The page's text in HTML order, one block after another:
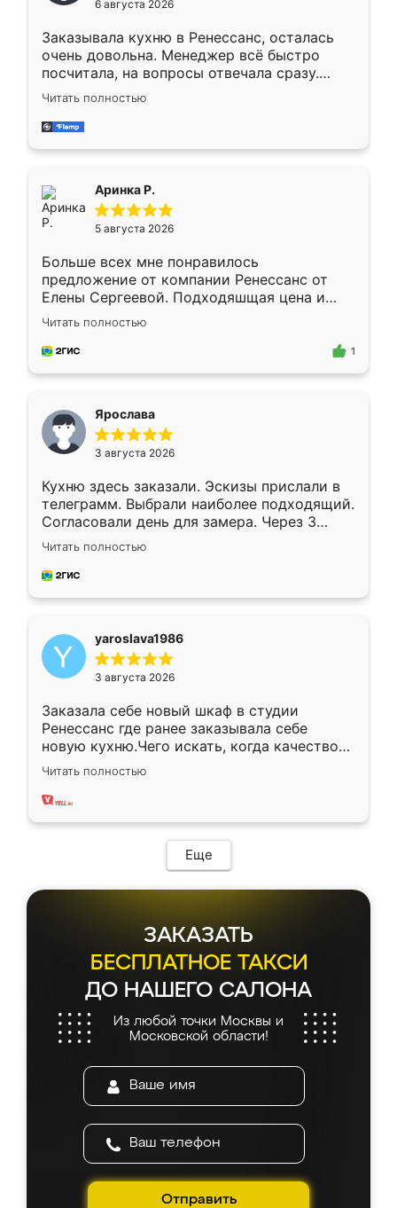
мебели буду заказывать только здесь.
6 августа 2026
Заказывала кухню в Ренессанс, осталась
очень довольна. Менеджер всё быстро
посчитала, на вопросы отвечала сразу.
Замерщик приехал в субботу, подошёл к
делу со всей ответственностью. Собрали
за день, ребята работали аккуратно, даже
Читать полностью
Аринка Р.
5 августа 2026
Больше всех мне понравилось
предложение от компании Ренессанс от
Елены Сергеевой. Подходяшщая цена и
короткие сроки изготовления. Приехавший
для замера сотрудник Владислав
предложил по моему эскизу самый
Читать полностью
1
Ярослава
3 августа 2026
Кухню здесь заказали. Эскизы прислали в
телеграмм. Выбрали наиболее подходящий.
Согласовали день для замера. Через 3
недели кухня была уже готова. Остались
довольны работой. Спасибо Ренессанс
мебель за качественную работу!
Читать полностью
yaroslava1986
3 августа 2026
Заказала себе новый шкаф в студии
Ренессанс где ранее заказывала себе
новую кухню.Чего искать, когда качеством
вполне довольна. Служит кухня уже почти
два года, нареканий нет.
Читать полностью
Еще
ЗАКАЗАТЬ
БЕСПЛАТНОЕ ТАКСИ
ДО НАШЕГО САЛОНА
Из любой точки Москвы и
Московской области!
Отправить